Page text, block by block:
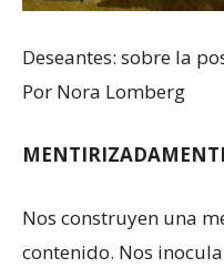
Deseantes: sobre la
Por Nora Lomberg
Nos construyen una
contenido. Nos